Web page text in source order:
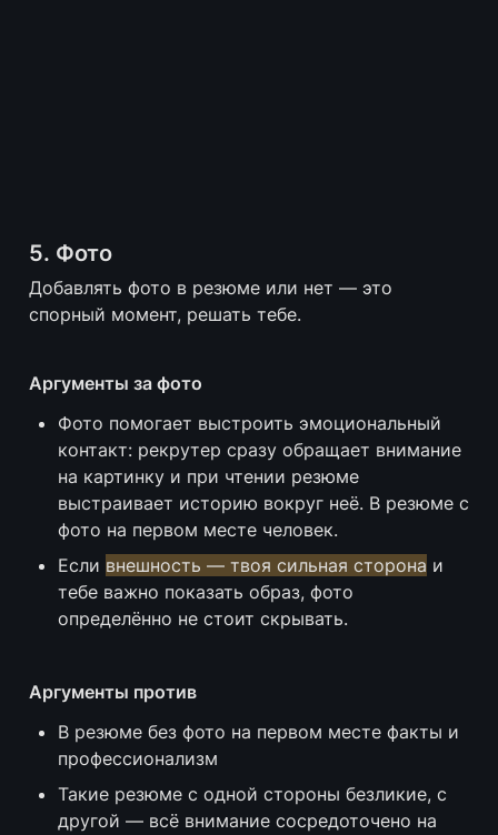
5. Фото
Добавлять фото в резюме или нет — это
спорный момент, решать тебе.
Аргументы за фото
Фото помогает выстроить эмоциональный
контакт: рекрутер сразу обращает внимание
на картинку и при чтении резюме
выстраивает историю вокруг неё. В резюме с
фото на первом месте человек.
Если внешность — твоя сильная сторона и
тебе важно показать образ, фото
определённо не стоит скрывать.
Аргументы против
В резюме без фото на первом месте факты и
профессионализм
Такие резюме с одной стороны безликие, с
другой — всё внимание сосредоточено на